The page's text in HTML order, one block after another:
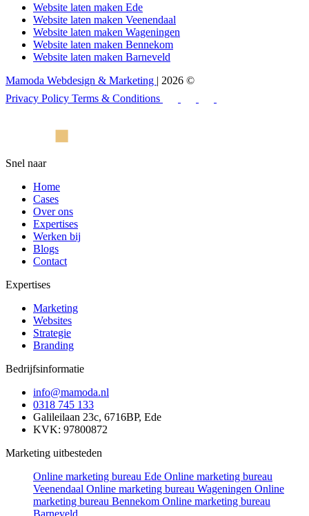
Website laten maken Ede
Website laten maken Veenendaal
Website laten maken Wageningen
Website laten maken Bennekom
Website laten maken Barneveld
Mamoda Webdesign & Marketing | 2026 ©
Privacy Policy Terms & Conditions
Snel naar
Home
Cases
Over ons
Expertises
Werken bij
Blogs
Contact
Expertises
Marketing
Websites
Strategie
Branding
Bedrijfsinformatie
info@mamoda.nl
0318 745 133
Galileilaan 23c, 6716BP, Ede
KVK: 97800872
Marketing uitbesteden
Online marketing bureau Ede Online marketing bureau
Veenendaal Online marketing bureau Wageningen Online
marketing bureau Bennekom Online marketing bureau
Barneveld